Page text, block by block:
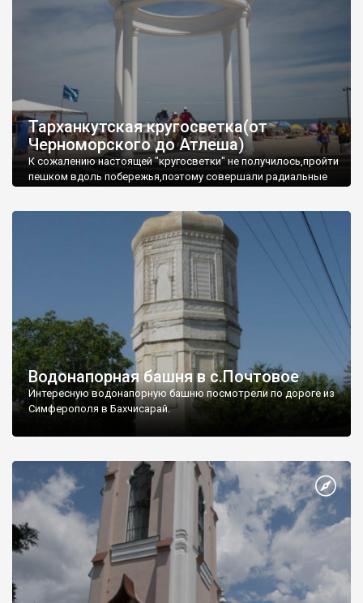
Тарханкутская кругосветка(от
Черноморского до Атлеша)
К сожалению настоящей "кругосветки" не получилось,пройти
пешком вдоль побережья,поэтому совершали радиальные
Водонапорная башня в с.Почтовое
Интересную водонапорную башню посмотрели по дороге из
Симферополя в Бахчисарай.